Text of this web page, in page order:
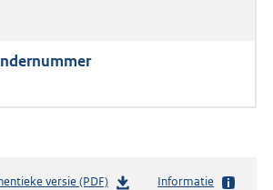
versie (PDF)b
Informatie